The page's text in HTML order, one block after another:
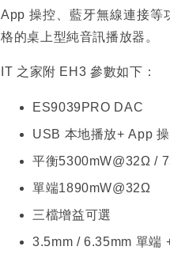
App 操控、藍牙無線連接等
格的桌上型純音訊播放器。
IT 之家附 EH3 參數如下：
ES9039PRO DAC
USB 本地播放+ App
平衡5300mW@32Ω /
單端1890mW@32Ω
三檔增益可選
3.5mm / 6.35mm 單端